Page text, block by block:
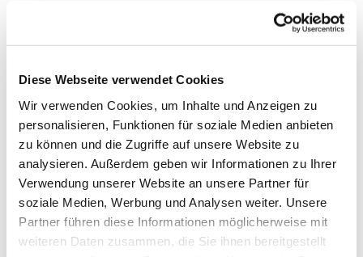
Diese Webseite verwendet Cookies
Wir verwenden Cookies, um Inhalte und Anzeigen zu
personalisieren, Funktionen für soziale Medien anbieten
zu können und die Zugriffe auf unsere Website zu
analysieren. Außerdem geben wir Informationen zu Ihrer
Verwendung unserer Website an unsere Partner für
soziale Medien, Werbung und Analysen weiter. Unsere
Partner führen diese Informationen möglicherweise mit
weiteren Daten zusammen, die Sie ihnen bereitgestellt
Dies könnte Sie auch
interessieren